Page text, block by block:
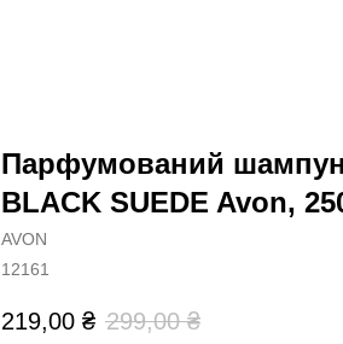
Парфумований
BLACK SUEDE Avon,
AVON
12161
219,00 ₴ 299,00 ₴